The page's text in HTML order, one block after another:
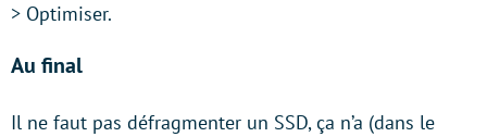
> Optimiser.
Au final
Il ne faut pas défragmenter un SSD, ça n’a (dans le